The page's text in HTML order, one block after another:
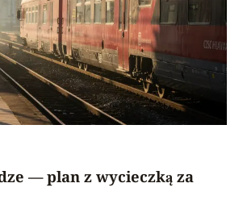
— plan z wycieczką za